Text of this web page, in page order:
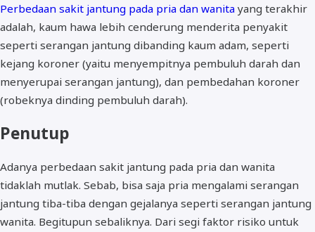
Perbedaan sakit jantung pada pria dan wanita yang terakhir
adalah, kaum hawa lebih cenderung menderita penyakit
seperti serangan jantung dibanding kaum adam, seperti
kejang koroner (yaitu menyempitnya pembuluh darah dan
menyerupai serangan jantung), dan pembedahan koroner
(robeknya dinding pembuluh darah).
Penutup
Adanya perbedaan sakit jantung pada pria dan wanita
tidaklah mutlak. Sebab, bisa saja pria mengalami serangan
jantung tiba-tiba dengan gejalanya seperti serangan jantung
wanita. Begitupun sebaliknya. Dari segi faktor risiko untuk